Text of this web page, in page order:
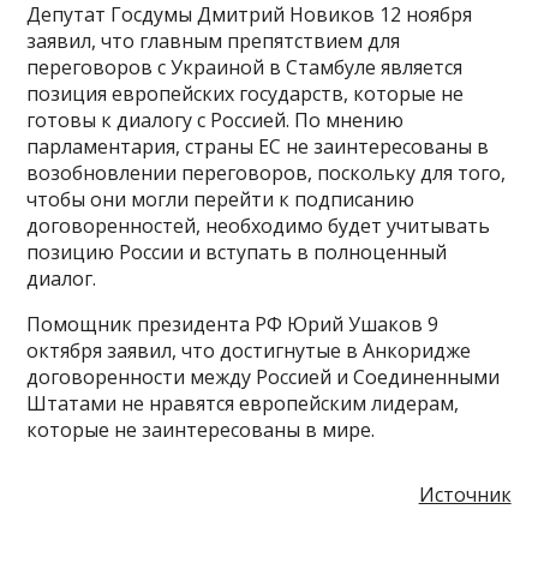
Депутат Госдумы Дмитрий Новиков 12 ноября
заявил, что главным препятствием для
переговоров с Украиной в Стамбуле является
позиция европейских государств, которые не
готовы к диалогу с Россией. По мнению
парламентария, страны ЕС не заинтересованы в
возобновлении переговоров, поскольку для того,
чтобы они могли перейти к подписанию
договоренностей, необходимо будет учитывать
позицию России и вступать в полноценный
диалог.
Помощник президента РФ Юрий Ушаков 9
октября заявил, что достигнутые в Анкоридже
договоренности между Россией и Соединенными
Штатами не нравятся европейским лидерам,
которые не заинтересованы в мире.
Источник